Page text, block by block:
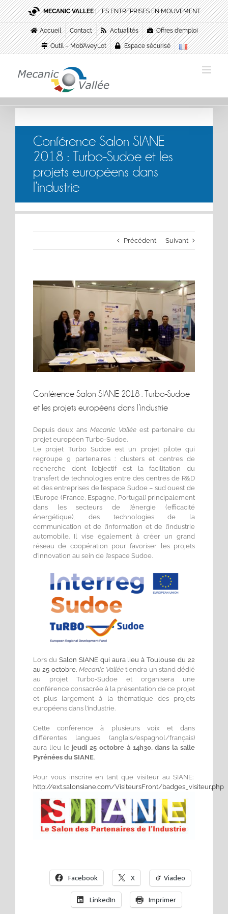
Passer
au
contenu
MECANIC VALLEE| LES ENTREPRISES EN MOUVEMENT
Accueil Contact Actualités Offres d’emploi
Outil – Mob’AveyLot Espace sécurisé
Conférence Salon SIANE
2018 : Turbo-Sudoe et les
projets européens dans
l’industrie
Précédent Suivant
Voir
Conférence Salon SIANE 2018 : Turbo-Sudoe
et les projets européens dans l’industrie
Depuis deux ans Mecanic Vallée est partenaire du
projet européen Turbo-Sudoe.
Le projet Turbo Sudoe est un projet pilote qui
regroupe 9 partenaires : clusters et centres de
recherche dont l’objectif est la facilitation du
transfert de technologies entre des centres de R&D
et des entreprises de l’espace Sudoe – sud ouest de
l’Europe (France, Espagne, Portugal) principalement
dans les secteurs de l’énergie (efficacité
énergétique), des technologies de la
communication et de l’information et de l’industrie
automobile. Il vise également à créer un grand
réseau de coopération pour favoriser les projets
d’innovation au sein de l’espace Sudoe.
Lors du Salon SIANE qui aura lieu à Toulouse du 22
au 25 octobre, Mecanic Vallée tiendra un stand dédié
au projet Turbo-Sudoe et organisera une
conférence consacrée à la présentation de ce projet
et plus largement à la thématique des projets
européens dans l’industrie.
Cette conférence à plusieurs voix et dans
différentes langues (anglais/espagnol/français)
aura lieu lejeudi 25 octobre à 14h30, dans la salle
Pyrénées du SIANE.
Pour vous inscrire en tant que visiteur au SIANE:
http://ext.salonsiane.com/VisiteursFront/badges_visiteur.php
Facebook X Viadeo
LinkedIn Imprimer